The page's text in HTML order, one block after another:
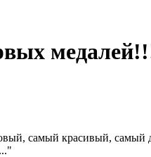
самый красивый,